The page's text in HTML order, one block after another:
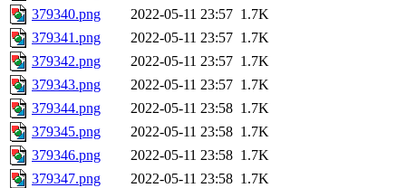
379340.png
2022-05-11 23:57 1.7K
379341.png
2022-05-11 23:57 1.7K
379342.png
2022-05-11 23:57 1.7K
379343.png
2022-05-11 23:57 1.7K
379344.png
2022-05-11 23:58 1.7K
379345.png
2022-05-11 23:58 1.7K
379346.png
2022-05-11 23:58 1.7K
379347.png
2022-05-11 23:58 1.7K